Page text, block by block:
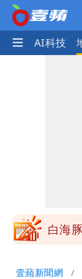
愛美 AI科技
「終
白海
砸重
白海
壹蘋新聞網